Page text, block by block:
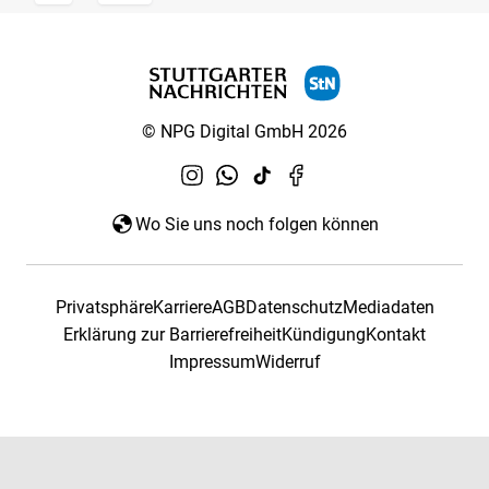
© NPG Digital GmbH 2026
Wo Sie uns noch folgen können
PrivatsphäreKarriereAGBDatenschutzMediadaten
Erklärung zur BarrierefreiheitKündigungKontakt
ImpressumWiderruf